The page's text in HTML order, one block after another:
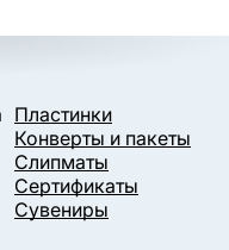
Пластинки
Конверты и пакеты
Слипматы
Сертификаты
Сувениры